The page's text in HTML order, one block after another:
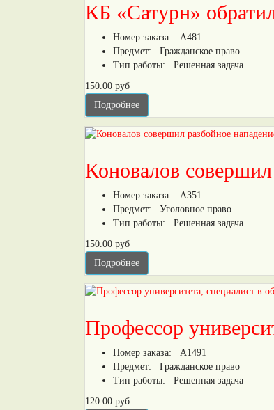
КБ «Сатурн»
Номер заказа:
А481
Предмет:
Гражданское право
Тип работы:
Решенная задача
150.00 руб
Подробнее
Коновалов
Номер заказа:
А351
Предмет:
Уголовное право
Тип работы:
Решенная задача
150.00 руб
Подробнее
Профессор
Номер заказа:
А1491
Предмет:
Гражданское право
Тип работы:
Решенная задача
120.00 руб